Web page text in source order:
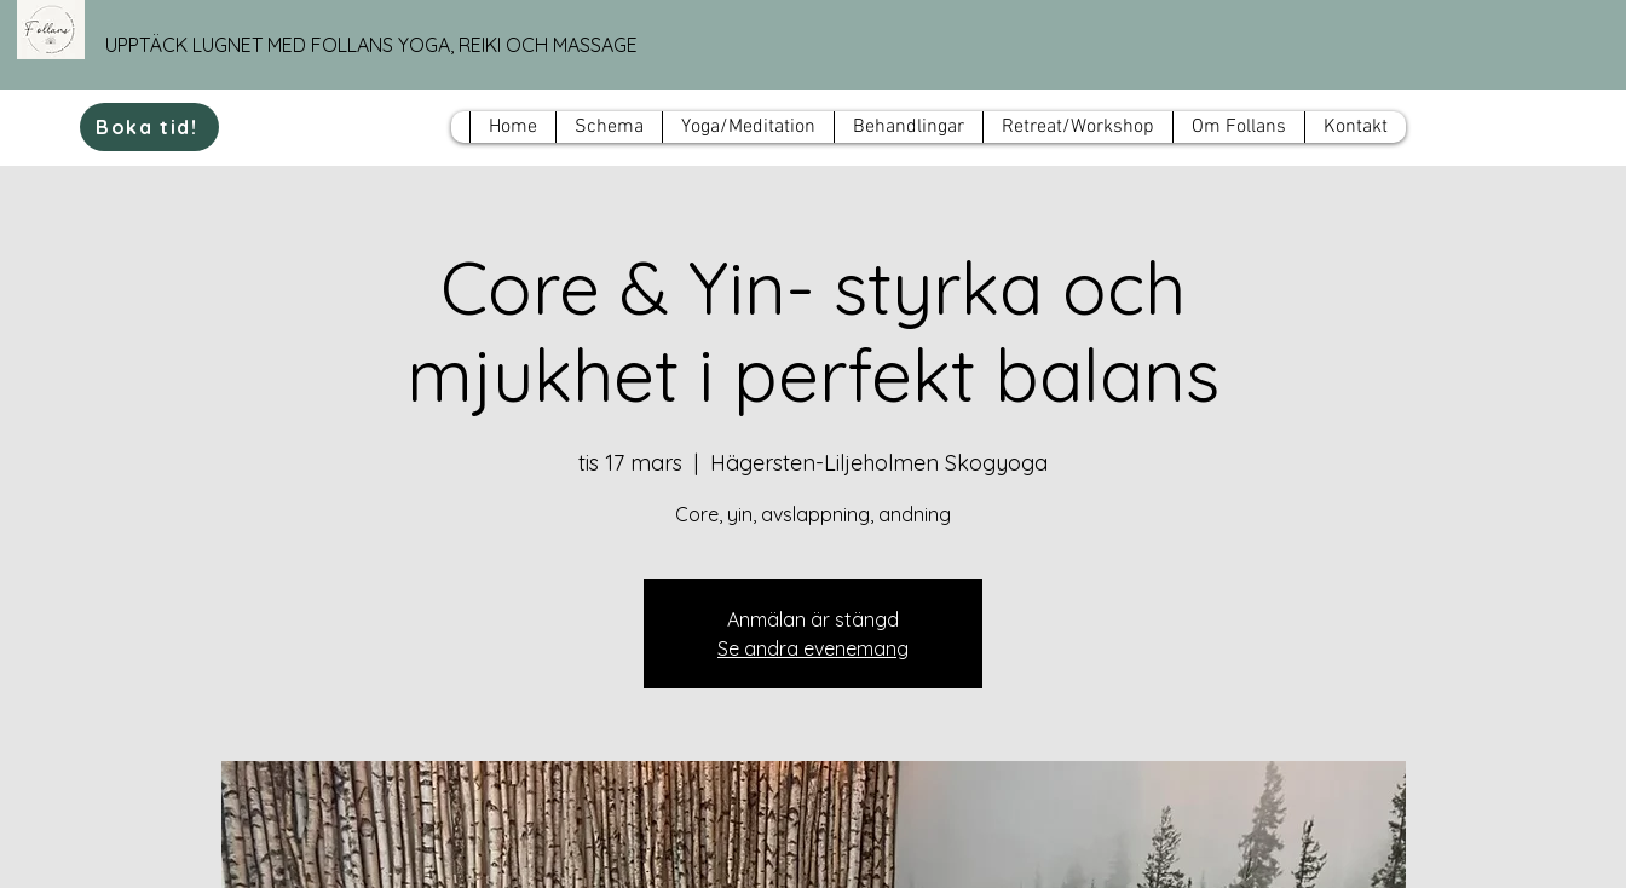
UPPTÄCK LUGNET MED FOLLANS YOGA, REIKI OCH MASSAGE
Boka tid! Home Schema Yoga/Meditation Behandlingar Retreat/Workshop Om Follans Kontakt
Core & Yin- styrka och
mjukhet i perfekt balans
tis 17 mars
  |
Hägersten-Liljeholmen Skogyoga
Core, yin, avslappning, andning
Anmälan är stängd
Se andra evenemang